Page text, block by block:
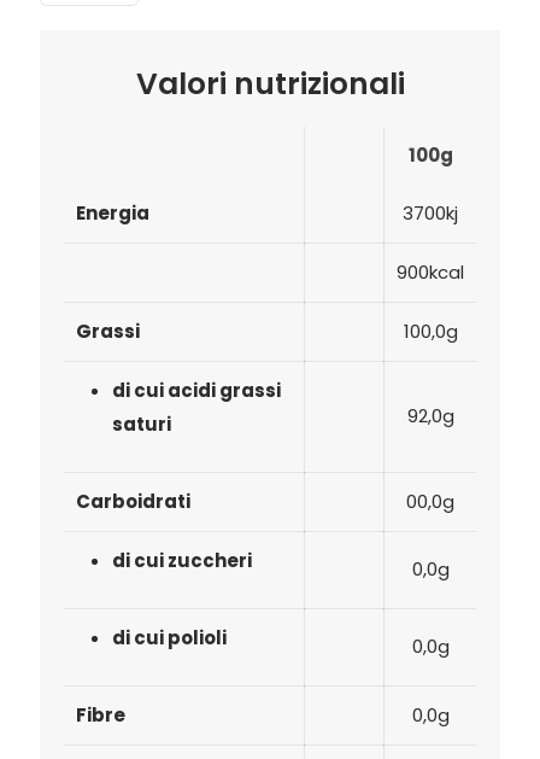
Valori nutrizionali
100g
Energia 3700kj
900kcal
Grassi 100,0g
di cui acidi grassi
saturi
92,0g
Carboidrati 00,0g
di cui zuccheri 0,0g
di cui polioli 0,0g
Fibre 0,0g